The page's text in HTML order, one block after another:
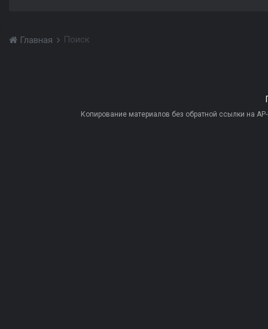
Главная Поиск
Копирование материалов без обратной ссылки на